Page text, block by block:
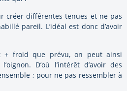
créer différentes tenues et ne pas
pareil. L’idéal est donc d’avoir
+ froid que prévu, on peut ainsi
D’où l’intérêt d’avoir des
; pour ne pas ressembler à